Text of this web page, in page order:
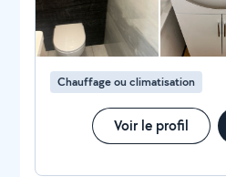
Chauffage ou climatisation
Voir le profil